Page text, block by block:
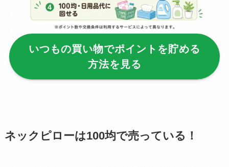
る？選び方＆使い方
を徹底ガイド！
【100均】ダイソー/
セリア等でハンディ
ファンカバーは買え
【100均】ダイソー/
いつもの買い物でポイントを貯める
方法を見る
ネックピローは100均で売っている！